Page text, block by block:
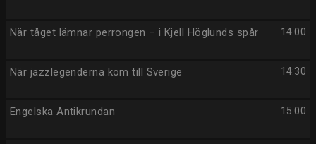
14:00
När tåget lämnar perrongen – i Kjell Höglunds spår
14:30
När jazzlegenderna kom till Sverige
15:00
Engelska Antikrundan